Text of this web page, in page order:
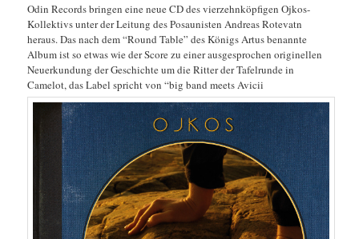
Odin Records bringen eine neue CD des vierzehnköpfigen Ojkos-
Kollektivs unter der Leitung des Posaunisten Andreas Rotevatn
heraus. Das nach dem “Round Table” des Königs Artus benannte
Album ist so etwas wie der Score zu einer ausgesprochen originellen
Neuerkundung der Geschichte um die Ritter der Tafelrunde in
Camelot, das Label spricht von “big band meets Avicii